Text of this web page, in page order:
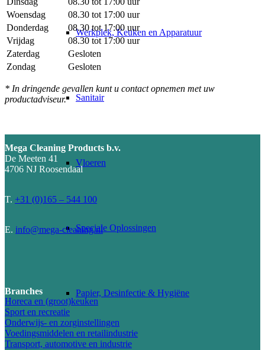
Werkplek, Keuken en Apparatuur
Sanitair
Vloeren
Speciale Oplossingen
Papier, Desinfectie & Hygiëne
Woensdag
08.30 tot 17:00 uur
Donderdag
08.30 tot 17:00 uur
Vrijdag
08.30 tot 17:00 uur
Zaterdag
Gesloten
Zondag
Gesloten
* In dringende gevallen kunt u contact opnemen met uw
productadviseur.
Mega Cleaning Products b.v.
De Meeten 41
4706 NJ Roosendaal
T. +31 (0)165 – 544 100
E. info@mega-cleaning.nl
Branches
Horeca en (groot)keuken
Sport en recreatie
Onderwijs- en zorginstellingen
Voedingsmiddelen en retailindustrie
Transport, automotive en industrie